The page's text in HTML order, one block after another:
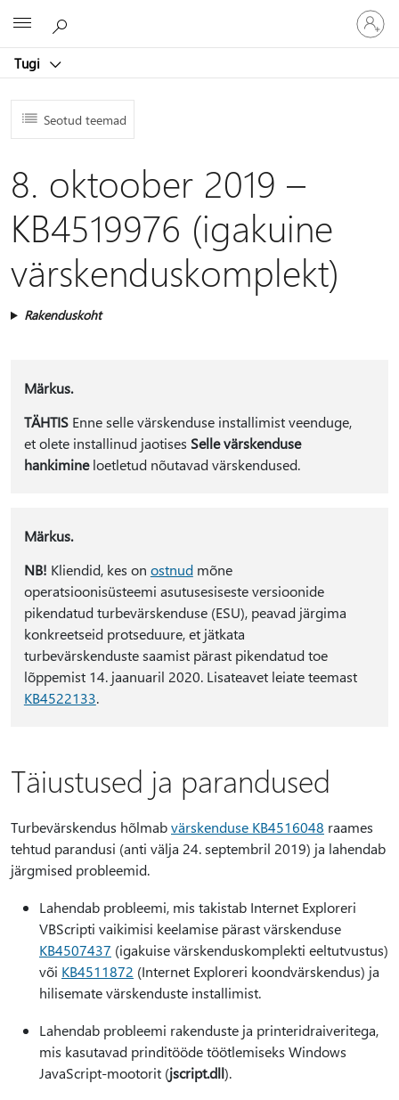
Tugi
Logige
sisse
oma
Seotud teemad
8. oktoober 2019 –
KB4519976 (igakuine
värskenduskomplekt)
Rakenduskoht
Märkus.
TÄHTISEnne selle värskenduse installimist veenduge,
et olete installinud jaotises Selle värskenduse
hankimineloetletud nõutavad värskendused.
Märkus.
NB! Kliendid, kes on ostnudmõne
operatsioonisüsteemi asutusesiseste versioonide
pikendatud turbevärskenduse (ESU), peavad järgima
konkreetseid protseduure, et jätkata
turbevärskenduste saamist pärast pikendatud toe
lõppemist 14. jaanuaril 2020. Lisateavet leiate teemast
KB4522133.
Täiustused ja parandused
Turbevärskendus hõlmabvärskenduse KB4516048 raames
tehtud parandusi (anti välja 24. septembril 2019) ja lahendab
järgmised probleemid.
Lahendab probleemi, mis takistab Internet Exploreri
VBScripti vaikimisi keelamise pärast värskenduse
KB4507437 (igakuise värskenduskomplekti eeltutvustus)
või KB4511872 (Internet Exploreri koondvärskendus) ja
hilisemate värskenduste installimist.
Lahendab probleemi rakenduste ja printeridraiveritega,
mis kasutavad prinditööde töötlemiseks Windows
JavaScript-mootorit (jscript.dll).